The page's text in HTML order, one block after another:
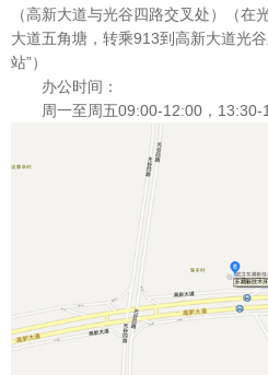
（高新大道与光谷四路交叉处）（在
大道五角塘，转乘913到高新大道光
站”）
办公时间：
周一至周五09:00-12:00，13:30-